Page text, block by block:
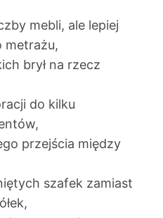
mebli, ale lepiej
metrażu,
brył na rzecz
do kilku
przejścia między
szafek zamiast